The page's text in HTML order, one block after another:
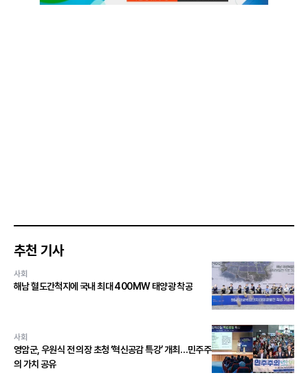
추천 기사
사회
해남 혈도간척지에 국내 최대 400MW 태양광 착공
사회
영암군, 우원식 전 의장 초청 ‘혁신공감 특강’ 개최…민주주
의 가치 공유